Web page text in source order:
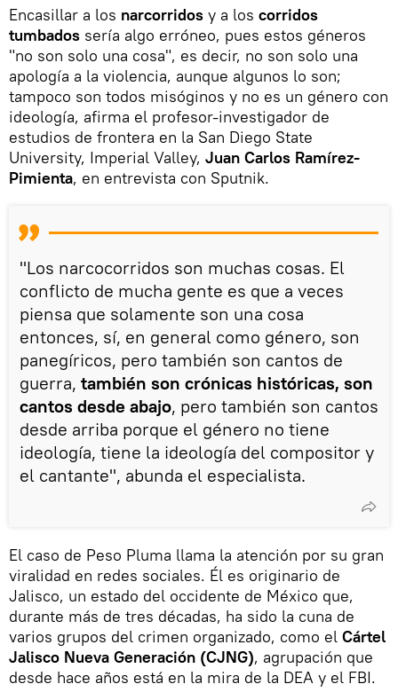
Encasillar a los narcorridos y a los corridos
tumbados sería algo erróneo, pues estos géneros
"no son solo una cosa", es decir, no son solo una
apología a la violencia, aunque algunos lo son;
tampoco son todos misóginos y no es un género con
ideología, afirma el profesor-investigador de
estudios de frontera en la San Diego State
University, Imperial Valley, Juan Carlos Ramírez-
Pimienta, en entrevista con Sputnik.
"Los narcocorridos son muchas cosas. El
conflicto de mucha gente es que a veces
piensa que solamente son una cosa
entonces, sí, en general como género, son
panegíricos, pero también son cantos de
guerra, también son crónicas históricas, son
cantos desde abajo, pero también son cantos
desde arriba porque el género no tiene
ideología, tiene la ideología del compositor y
el cantante", abunda el especialista.
El caso de Peso Pluma llama la atención por su gran
viralidad en redes sociales. Él es originario de
Jalisco, un estado del occidente de México que,
durante más de tres décadas, ha sido la cuna de
varios grupos del crimen organizado, como el Cártel
Jalisco Nueva Generación (CJNG), agrupación que
desde hace años está en la mira de la DEA y el FBI.